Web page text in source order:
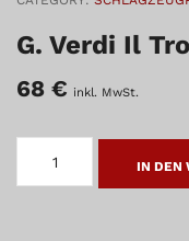
G. Verdi Il
68 € inkl. MwSt.
VERDI
TROVATORE
IN DEN